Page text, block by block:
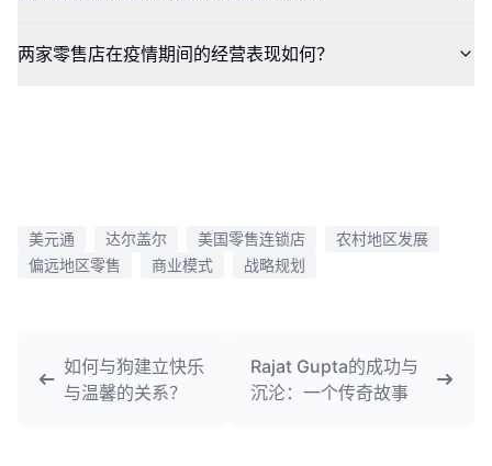
两家零售店在疫情期间的经营表现如何？
美元通 达尔盖尔 美国零售连锁店
农村地区发展
偏远地区零售
商业模式 战略规划
如何与狗建立快乐
与温馨的关系？
Rajat Gupta的成功与
沉沦：一个传奇故事